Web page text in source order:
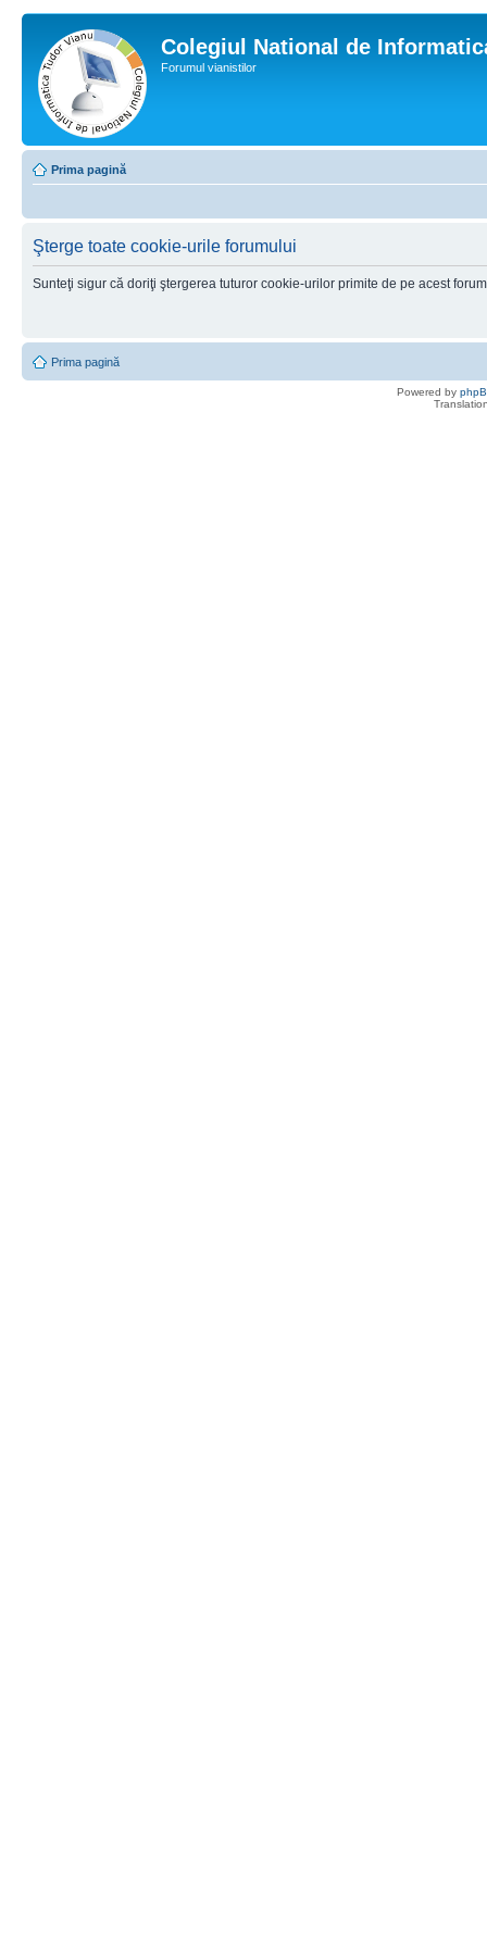
Colegiul National de
Forumul vianistilor
Prima pagină
Şterge toate cookie-urile forumului
Sunteţi sigur că doriţi ştergerea tuturor cookie-urilor primite de pe acest
Prima pagină
Powered by